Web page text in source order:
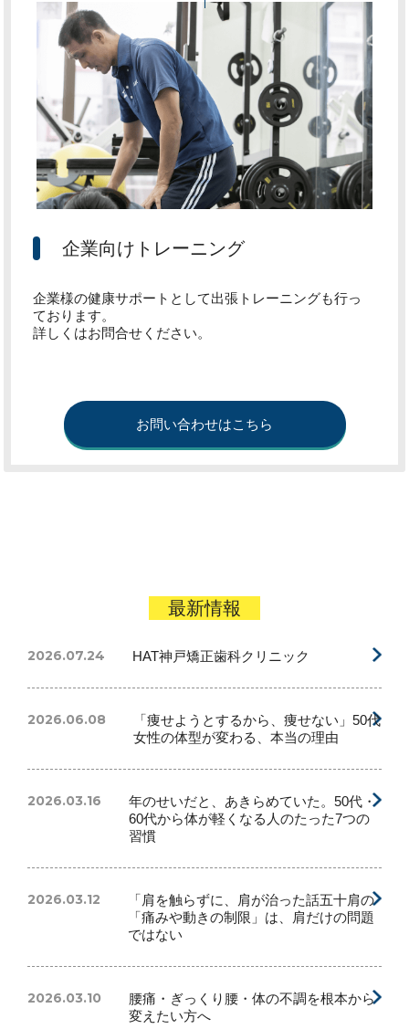
企業向けトレーニング
企業様の健康サポートとして出張トレーニングも行っ
ております。
詳しくはお問合せください。
お問い合わせはこちら
最新情報
2026.07.24 HAT神戸矯正歯科クリニック
2026.06.08
「痩せようとするから、痩せない」50代
女性の体型が変わる、本当の理由
2026.03.16
年のせいだと、あきらめていた。50代・
60代から体が軽くなる人のたった7つの
習慣
2026.03.12
「肩を触らずに、肩が治った話五十肩の
「痛みや動きの制限」は、肩だけの問題
ではない
2026.03.10
腰痛・ぎっくり腰・体の不調を根本から
変えたい方へ